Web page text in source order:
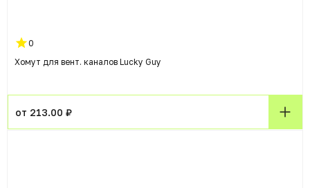
0
Хомут для вент. каналов Lucky Guy
от 213.00 ₽